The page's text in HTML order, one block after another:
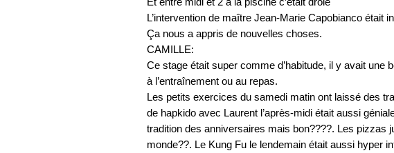
L’intervention de maître Jean-Marie Capobianco était
Ça nous a appris de nouvelles choses.
CAMILLE:
Ce stage était super comme d’habitude, il y avait une
à l’entraînement ou au repas.
Les petits exercices du samedi matin ont laissé des
de hapkido avec Laurent l’après-midi était aussi
tradition des anniversaires mais bon????. Les pizzas
monde??. Le Kung Fu le lendemain était aussi hyper